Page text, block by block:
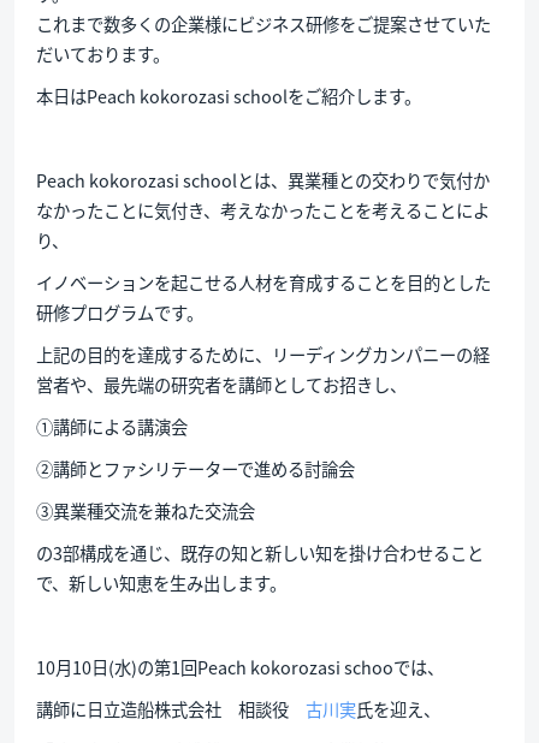
これまで数多くの企業様にビジネス研修をご提案させていた
だいております。
本日はPeach kokorozasi schoolをご紹介します。
Peach kokorozasi schoolとは、異業種との交わりで気付か
なかったことに気付き、考えなかったことを考えることによ
り、
イノベーションを起こせる人材を育成することを目的とした
研修プログラムです。
上記の目的を達成するために、リーディングカンパニーの経
営者や、最先端の研究者を講師としてお招きし、
①講師による講演会
②講師とファシリテーターで進める討論会
③異業種交流を兼ねた交流会
の3部構成を通じ、既存の知と新しい知を掛け合わせること
で、新しい知恵を生み出します。
10月10日(水)の第1回Peach kokorozasi schooでは、
講師に日立造船株式会社 相談役 古川実氏を迎え、